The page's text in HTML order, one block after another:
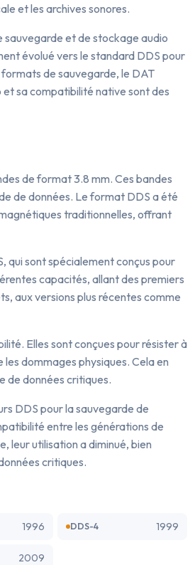
et les archives sonores.
sauvegarde et de stockage audio
évolué vers le standard DDS pour
de sauvegarde, le DAT
et sa compatibilité native sont des
de format 3.8 mm. Ces bandes
de données. Le format DDS a été
traditionnelles, offrant
qui sont spécialement conçus pour
capacités, allant des premiers
aux versions plus récentes comme
Elles sont conçues pour résister à
dommages physiques. Cela en
de données critiques.
DDS pour la sauvegarde de
entre les générations de
leur utilisation a diminué, bien
critiques.
1996 DDS-4 1999
2009